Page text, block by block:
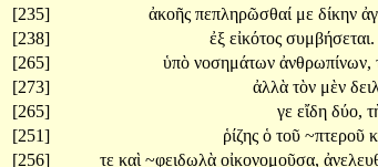
[235]
ἀκοῆς πεπληρῶσθαί με δίκην
[238]
ἐξ εἰκότος συμβήσεται.
[265]
ὑπὸ νοσημάτων ἀνθρωπίνων,
[273]
ἀλλὰ τὸν μὲν
[265]
γε εἴδη δύο,
[251]
ῥίζης ὁ τοῦ ~πτεροῦ
[256]
τε καὶ ~φειδωλὰ οἰκονομοῦσα,